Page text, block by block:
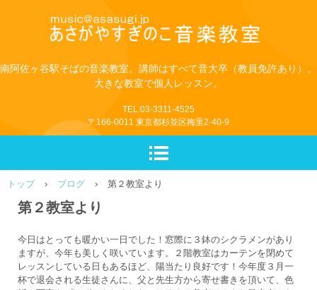
南阿佐ヶ谷駅そばの音楽教室。講師はすべて音大卒（教員免許あり）。
大きな教室で個人レッスン。
TEL:03-3311-4525
〒166-0011 東京都杉並区梅里2-40-9
トップ › ブログ › 第２教室より
第２教室より
今日はとっても暖かい一日でした！窓際に３鉢のシクラメンがあり
ますが、今年も美しく咲いています。２階教室はカーテンを閉めて
レッスンしている日もあるほど、陽当たり良好です！今年度３月一
杯で退会される生徒さんに、父と先生方から寄せ書きを頂いて、色